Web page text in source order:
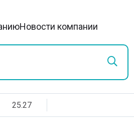
Новости компании
25.27